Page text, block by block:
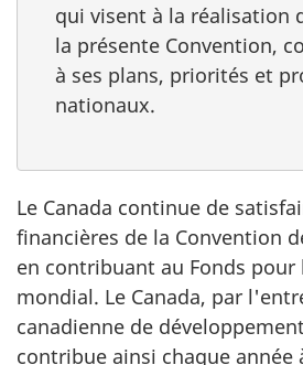
qui visent à la réalisation
la présente Convention,
à ses plans, priorités et
nationaux.
Le Canada continue de
financières de la Convention
en contribuant au Fonds
mondial. Le Canada, par
canadienne de
contribue ainsi chaque année